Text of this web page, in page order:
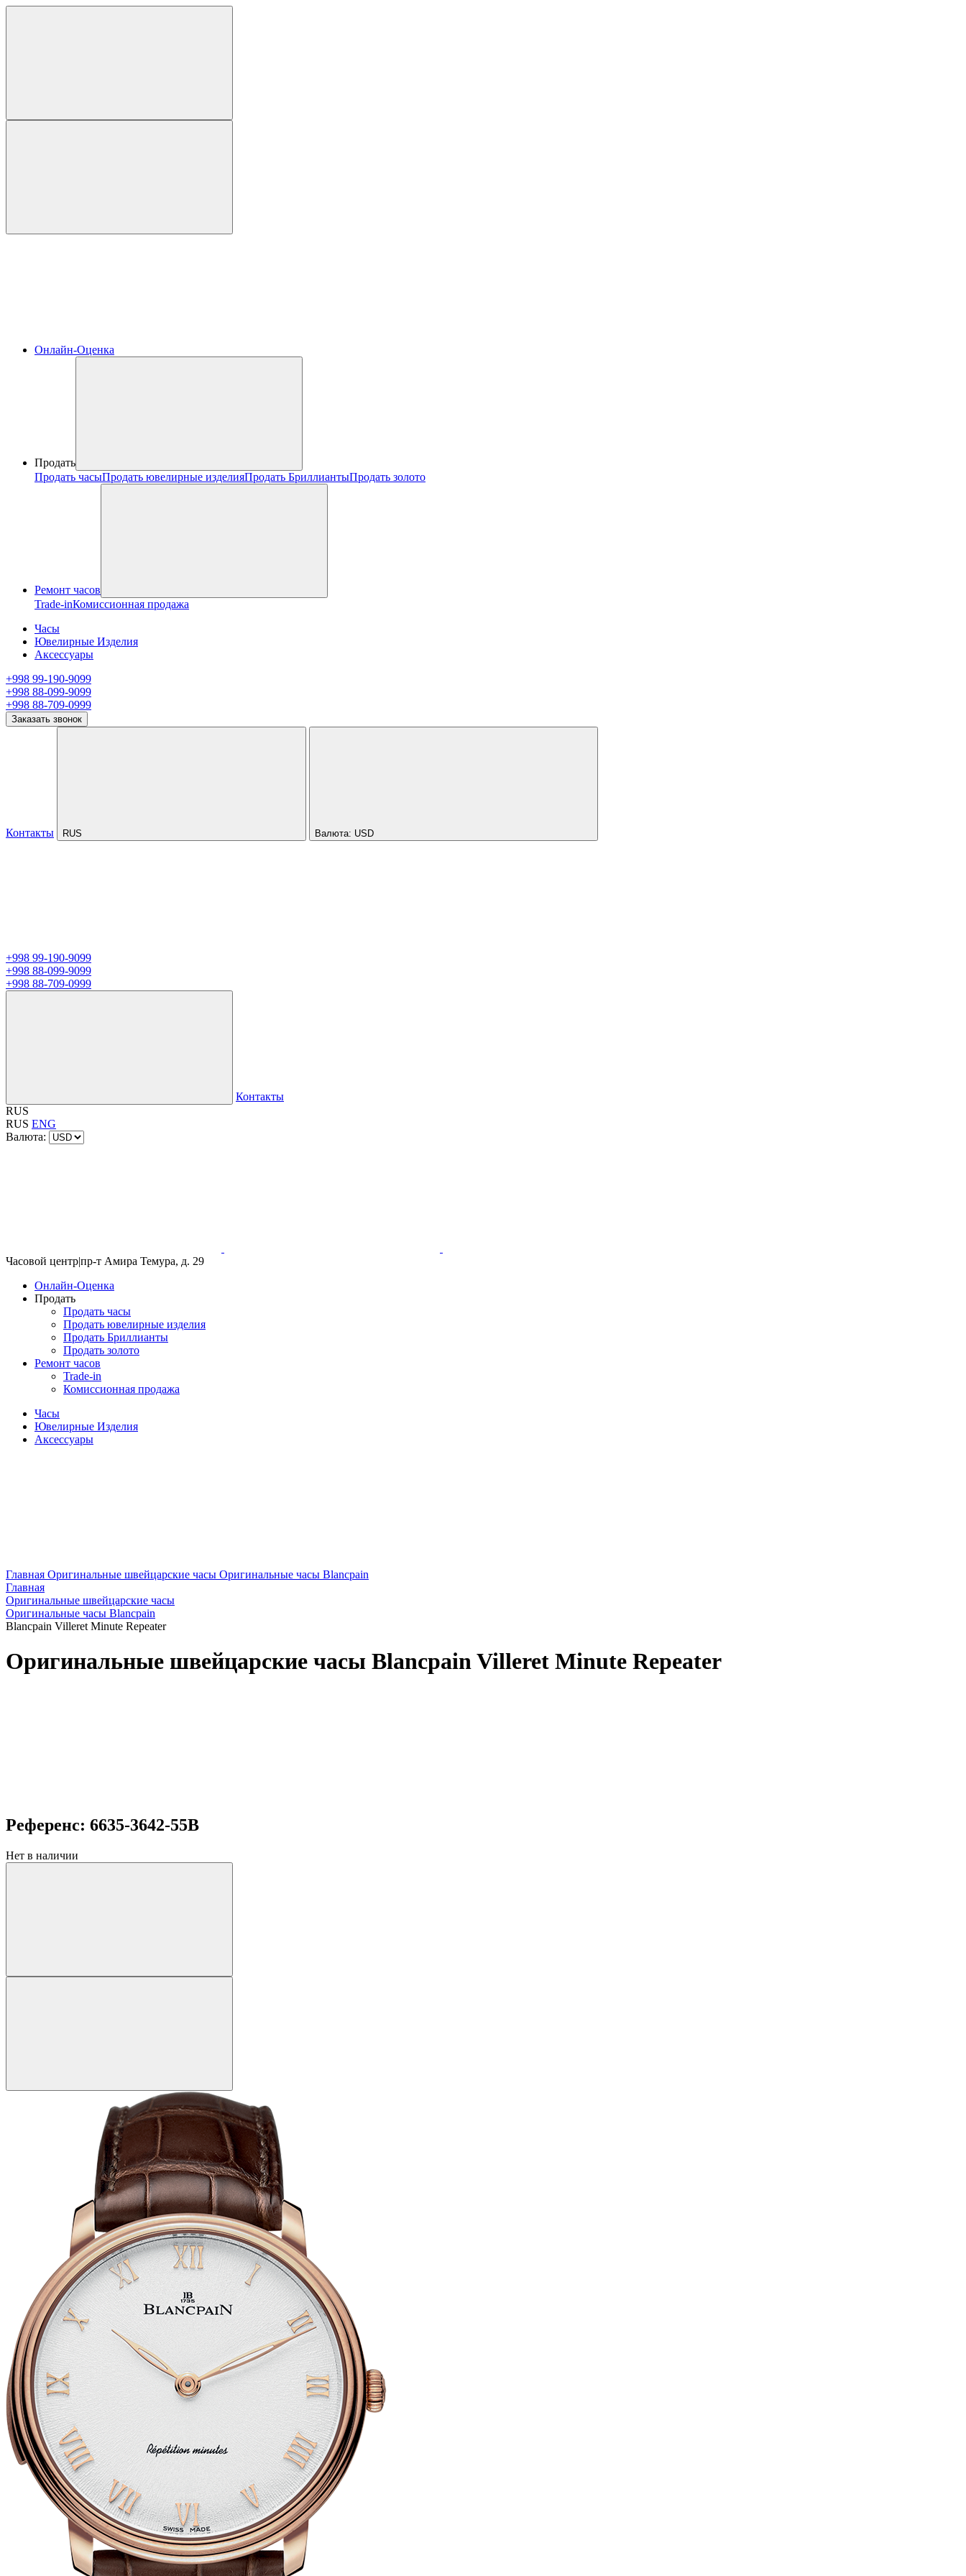
Онлайн-Оценка
Продать
Продать часыПродать ювелирные изделияПродать БриллиантыПродать золото
Ремонт часов
Trade-inКомиссионная продажа
Часы
Ювелирные Изделия
Аксессуары
+998 99-190-9099
+998 88-099-9099
+998 88-709-0999
Заказать звонок
Контакты RUS Валюта: USD
+998 99-190-9099
+998 88-099-9099
+998 88-709-0999
Контакты
RUS
RUS ENG
Валюта:
Часовой центр|пр-т Амира Темура, д. 29
Онлайн-Оценка
Продать
Продать часы
Продать ювелирные изделия
Продать Бриллианты
Продать золото
Ремонт часов
Trade-in
Комиссионная продажа
Часы
Ювелирные Изделия
Аксессуары
Главная Оригинальные швейцарские часы Оригинальные часы Blancpain
Главная
Оригинальные швейцарские часы
Оригинальные часы Blancpain
Blancpain Villeret Minute Repeater
Оригинальные швейцарские часы Blancpain Villeret Minute Repeater
Референс: 6635-3642-55B
Нет в наличии